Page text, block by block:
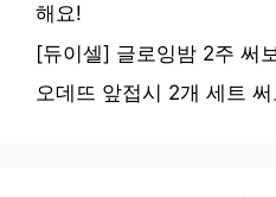
해요!
[듀이셀] 글로잉밤 2주 써
오데뜨 앞접시 2개 세트